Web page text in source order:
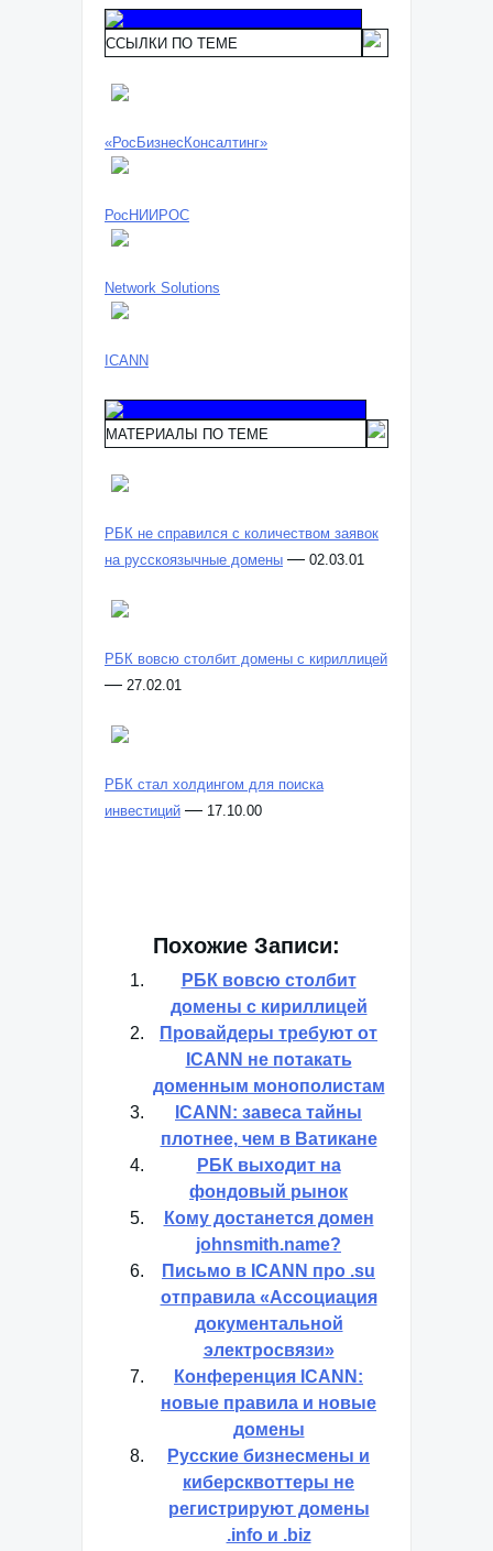
ССЫЛКИ ПО ТЕМЕ
«РосБизнесКонсалтинг»
РосНИИРОС
Network Solutions
ICANN
МАТЕРИАЛЫ ПО ТЕМЕ
РБК не справился с количеством заявок
на русскоязычные домены — 02.03.01
РБК вовсю столбит домены с кириллицей
— 27.02.01
РБК стал холдингом для поиска
инвестиций — 17.10.00
Похожие Записи:
РБК вовсю столбит
домены с кириллицей
Провайдеры требуют от
ICANN не потакать
доменным монополистам
ICANN: завеса тайны
плотнее, чем в Ватикане
РБК выходит на
фондовый рынок
Кому достанется домен
johnsmith.name?
Письмо в ICANN про .su
отправила «Ассоциация
документальной
электросвязи»
Конференция ICANN:
новые правила и новые
домены
Русские бизнесмены и
киберсквоттеры не
регистрируют домены
.info и .biz